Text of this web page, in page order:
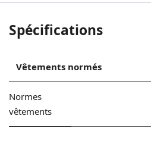
Spécifications
Vêtements normés
Normes
vêtements